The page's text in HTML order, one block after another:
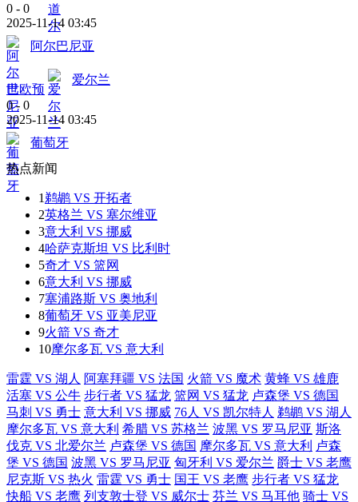
0 - 0
2025-11-14 03:45
阿尔巴尼亚
世欧预
爱尔兰
0 - 0
2025-11-14 03:45
葡萄牙
热点新闻
1 鹈鹕 VS 开拓者
2英格兰 VS 塞尔维亚
3意大利 VS 挪威
4哈萨克斯坦 VS 比利时
5奇才 VS 篮网
6意大利 VS 挪威
7塞浦路斯 VS 奥地利
8葡萄牙 VS 亚美尼亚
9火箭 VS 奇才
10摩尔多瓦 VS 意大利
雷霆 VS 湖人 阿塞拜疆 VS 法国 火箭 VS 魔术 黄蜂 VS 雄鹿
活塞 VS 公牛 步行者 VS 猛龙 篮网 VS 猛龙 卢森堡 VS 德国
马刺 VS 勇士 意大利 VS 挪威 76人 VS 凯尔特人 鹈鹕 VS 湖人
摩尔多瓦 VS 意大利 希腊 VS 苏格兰 波黑 VS 罗马尼亚 斯洛
伐克 VS 北爱尔兰 卢森堡 VS 德国 摩尔多瓦 VS 意大利 卢森
堡 VS 德国 波黑 VS 罗马尼亚 匈牙利 VS 爱尔兰 爵士 VS 老鹰
尼克斯 VS 热火 雷霆 VS 勇士 国王 VS 老鹰 步行者 VS 猛龙
快船 VS 老鹰 列支敦士登 VS 威尔士 芬兰 VS 马耳他 骑士 VS